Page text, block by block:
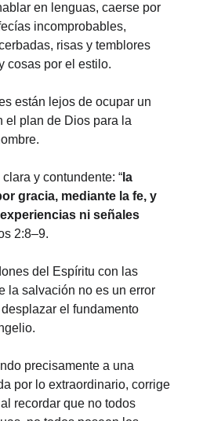
en lenguas, caerse por
incomprobables,
risas y temblores
cosas por el estilo.
están lejos de ocupar un
el plan de Dios para la
y contundente: “ la
gracia, mediante la fe, y
ni señales
2:8–9.
del Espíritu con las
la salvación no es un error
el fundamento
precisamente a una
por lo extraordinario, corrige
recordar que no todos